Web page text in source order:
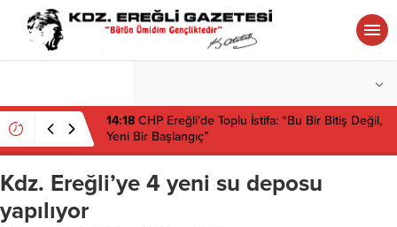
14:18 CHP Ereğli’de Toplu İstifa: “Bu Bir Bitiş Değil,
Yeni Bir Başlangıç”
Kdz. Ereğli’ye 4 yeni su deposu
yapılıyor